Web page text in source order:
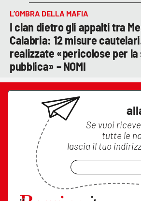
L’OMBRA DELLA MAFIA
I clan dietro gli appalti tra
Calabria: 12 misure
realizzate «pericolose per
pubblica» – NOMI
Se vuoi
tutte le
lascia il tuo